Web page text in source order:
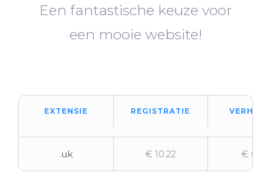
Een fantastische keuze voor
een mooie website!
EXTENSIE REGISTRATIE
.uk € 10.22 € 0.92